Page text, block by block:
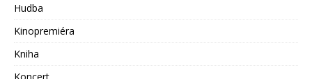
Hudba
Kinopremiéra
Kniha
Koncert